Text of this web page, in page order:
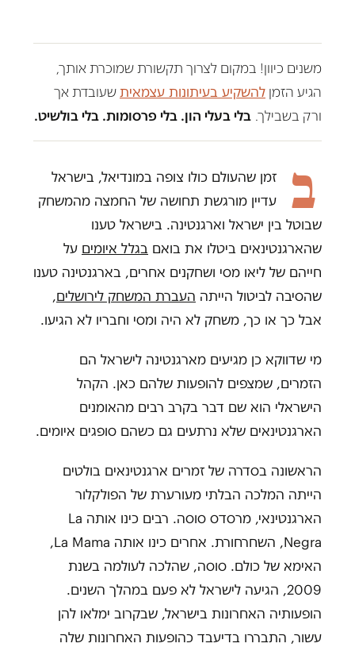
משנים כיוון! במקום לצרוך תקשורת שמוכרת אותך,
הגיע הזמן להשקיע בעיתונות עצמאיתשעובדת אך
ורק בשבילך. בלי בעלי הון. בלי פרסומות. בלי בולשיט.
ב
זמן שהעולם כולו צופה במונדיאל, בישראל
עדיין מורגשת תחושה של החמצה מהמשחק
שבוטל בין ישראל וארגנטינה. בישראל טענו
שהארגנטינאים ביטלו את בואם בגלל איומים על
חייהם של ליאו מסי ושחקנים אחרים, בארגנטינה טענו
שהסיבה לביטול הייתה העברת המשחק לירושלים,
אבל כך או כך, משחק לא היה ומסי וחבריו לא הגיעו.
מי שדווקא כן מגיעים מארגנטינה לישראל הם
הזמרים, שמצפים להופעות שלהם כאן. הקהל
הישראלי הוא שם דבר בקרב רבים מהאומנים
הארגנטינאים שלא נרתעים גם כשהם סופגים איומים.
הראשונה בסדרה של זמרים ארגנטינאים בולטים
הייתה המלכה הבלתי מעורערת של הפולקלור
הארגנטינאי, מרסדס סוסה. רבים כינו אותה La
Negra, השחרחורת. אחרים כינו אותה La Mama,
האימא של כולם. סוסה, שהלכה לעולמה בשנת
2009, הגיעה לישראל לא פעם במהלך השנים.
הופעותיה האחרונות בישראל, שבקרוב ימלאו להן
עשור, התבררו בדיעבד כהופעות האחרונות שלה